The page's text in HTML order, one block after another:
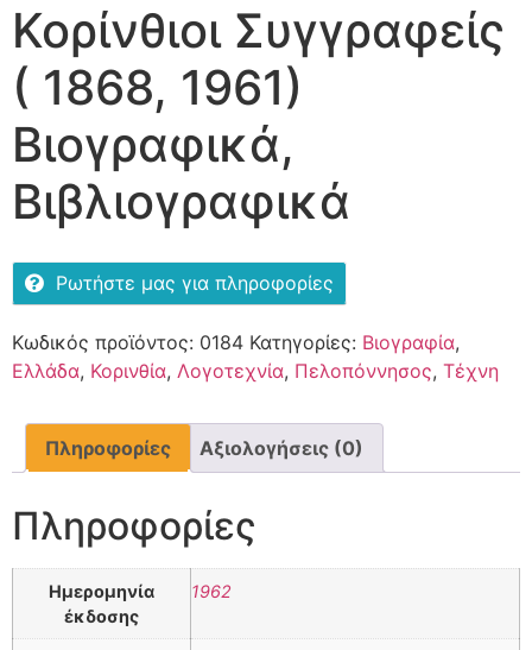
Κορίνθιοι Συγγραφείς
( 1868, 1961)
Βιογραφικά,
Βιβλιογραφικά
Ρωτήστε μας για πληροφορίες
Κωδικός προϊόντος: 0184 Κατηγορίες: Βιογραφία,
Ελλάδα, Κορινθία, Λογοτεχνία, Πελοπόννησος, Τέχνη
Πληροφορίες Αξιολογήσεις (0)
Πληροφορίες
Ημερομηνία
έκδοσης
1962